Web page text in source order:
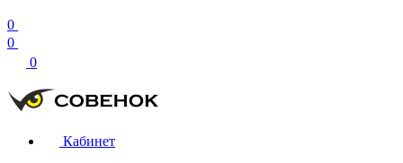
0
0
0
Кабинет